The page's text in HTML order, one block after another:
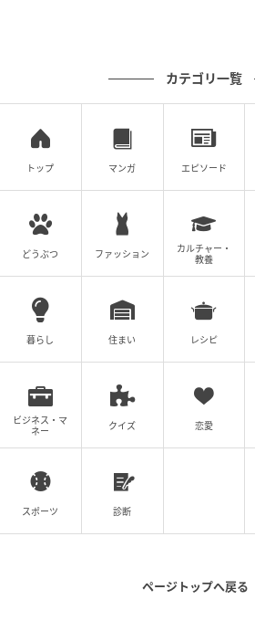
最後に披露された写真では、桃月
るみを大切そうに抱え、カメラに
インクを披露！桃月さんの深いポ
と伝わってきますね。
桃月さんは「写真集自体は引き続
で、まだ手に取ってない方がいた
でお手に取っていただけたら幸い
で、桃月さんの魅力がこれでもか
カテゴリ一覧
トップ マンガ エピソード
どうぶつ ファッション
カルチャー・
教養
暮らし 住まい レシピ
ビジネス・マ
ネー
クイズ 恋愛
スポーツ 診断
ページトップへ戻る